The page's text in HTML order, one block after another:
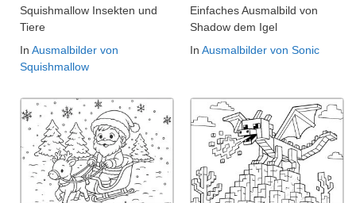
Squishmallow Insekten und
Tiere
In Ausmalbilder von
Squishmallow
Einfaches Ausmalbild von
Shadow dem Igel
In Ausmalbilder von Sonic